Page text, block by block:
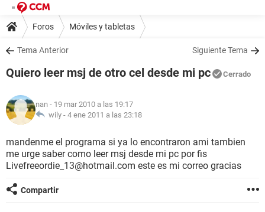
Foros Móviles y tabletas
Tema Anterior Siguiente Tema
Quiero leer msj de otro cel desde mi pc Cerrado
nan - 19 mar 2010 a las 19:17
wily - 4 ene 2011 a las 23:18
mandenme el programa si ya lo encontraron ami tambien
me urge saber como leer msj desde mi pc por fis
Livefreeordie_13@hotmail.com este es mi correo gracias
Compartir